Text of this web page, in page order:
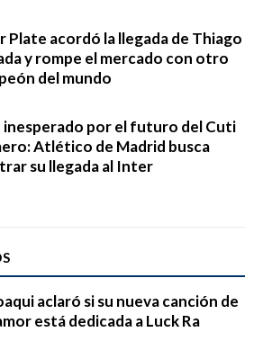
Plate acordó la llegada de Thiago
y rompe el mercado con otro
del mundo
inesperado por el futuro del Cuti
Atlético de Madrid busca
su llegada al Inter
aclaró si su nueva canción de
está dedicada a Luck Ra